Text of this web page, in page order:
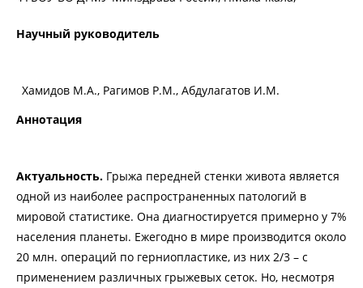
Научный руководитель
Хамидов М.А., Рагимов Р.М., Абдулагатов И.М.
Аннотация
Актуальность. Грыжа передней стенки живота является
одной из наиболее распространенных патологий в
мировой статистике. Она диагностируется примерно у 7%
населения планеты. Ежегодно в мире производится около
20 млн. операций по герниопластике, из них 2/3 – с
применением различных грыжевых сеток. Но, несмотря